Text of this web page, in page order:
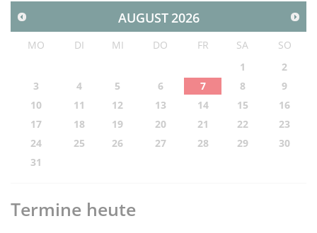
AUGUST 2026
MO DI MI DO FR SA
SO
1
2
3
4 5 6 7 8
9
10
11 12 13 14 15
16
17
18 19 20 21 22
23
24
25 26 27 28 29
30
31
Termine heute